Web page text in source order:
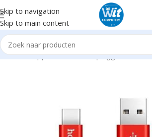
Skip to navigation
Skip to main content
Home Supplies Kabels en pluggen USB C